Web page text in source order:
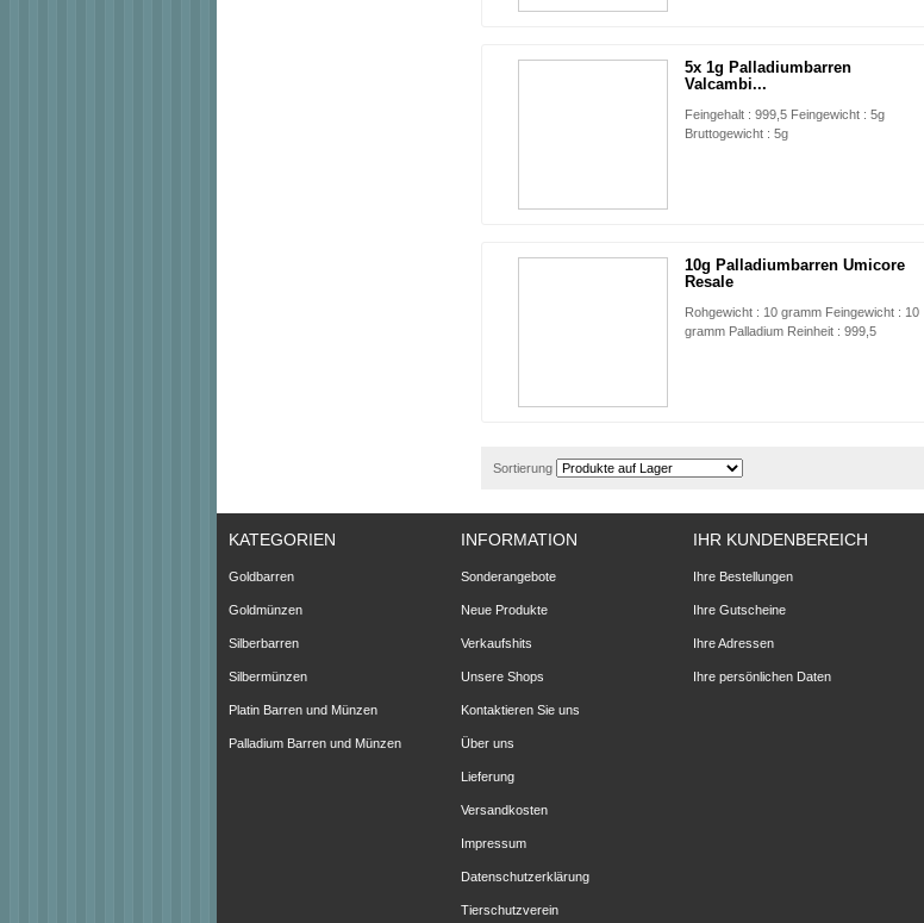
5x 1g Palladiumbarren
Valcambi...
Feingehalt : 999,5 Feingewicht : 5g
Bruttogewicht : 5g
10g Palladiumbarren Umicore
Resale
Rohgewicht : 10 gramm Feingewicht : 10
gramm Palladium Reinheit : 999,5
Sortierung
KATEGORIEN
Goldbarren
Goldmünzen
Silberbarren
Silbermünzen
Platin Barren und Münzen
Palladium Barren und Münzen
INFORMATION
Sonderangebote
Neue Produkte
Verkaufshits
Unsere Shops
Kontaktieren Sie uns
Über uns
Lieferung
Versandkosten
Impressum
Datenschutzerklärung
Tierschutzverein
IHR KUNDENBEREICH
Ihre Bestellungen
Ihre Gutscheine
Ihre Adressen
Ihre persönlichen Daten